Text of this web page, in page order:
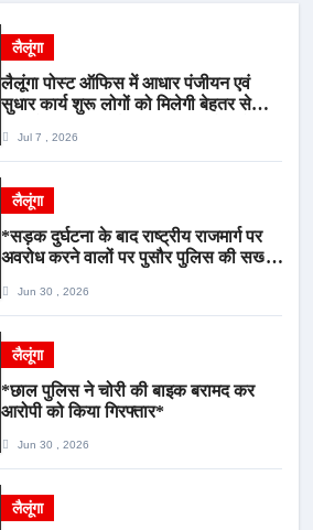
लैलूंगा
लैलूंगा पोस्ट ऑफिस में आधार पंजीयन एवं
सुधार कार्य शुरू लोगों को मिलेगी बेहतर सेवा,
Jul 7 , 2026
लैलूंगा
*सड़क दुर्घटना के बाद राष्ट्रीय राजमार्ग पर
अवरोध करने वालों पर पुसौर पुलिस की सख्त
Jun 30 , 2026
लैलूंगा
*छाल पुलिस ने चोरी की बाइक बरामद कर
आरोपी को किया गिरफ्तार*
Jun 30 , 2026
लैलूंगा